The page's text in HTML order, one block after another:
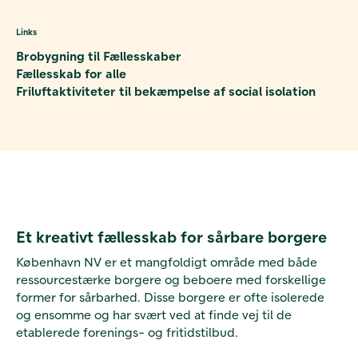
Links
Brobygning til Fællesskaber
Fællesskab for alle
Friluftaktiviteter til bekæmpelse af social isolation
Et kreativt fællesskab for sårbare borgere
København NV er et mangfoldigt område med både
ressourcestærke borgere og beboere med forskellige
former for sårbarhed. Disse borgere er ofte isolerede
og ensomme og har svært ved at finde vej til de
etablerede forenings- og fritidstilbud.